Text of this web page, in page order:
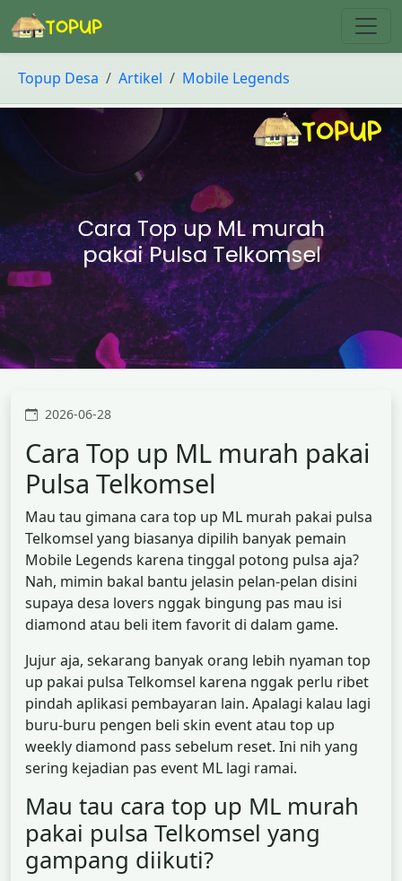
Topup Desa Artikel Mobile Legends
2026-06-28
Cara Top up ML murah pakai
Pulsa Telkomsel
Mau tau gimana cara top up ML murah pakai pulsa
Telkomsel yang biasanya dipilih banyak pemain
Mobile Legends karena tinggal potong pulsa aja?
Nah, mimin bakal bantu jelasin pelan-pelan disini
supaya desa lovers nggak bingung pas mau isi
diamond atau beli item favorit di dalam game.
Jujur aja, sekarang banyak orang lebih nyaman top
up pakai pulsa Telkomsel karena nggak perlu ribet
pindah aplikasi pembayaran lain. Apalagi kalau lagi
buru-buru pengen beli skin event atau top up
weekly diamond pass sebelum reset. Ini nih yang
sering kejadian pas event ML lagi ramai.
Mau tau cara top up ML murah
pakai pulsa Telkomsel yang
gampang diikuti?